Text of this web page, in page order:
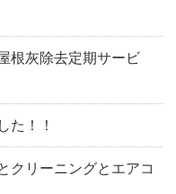
根灰除去定期サービ
た！！
リーニングとエアコ